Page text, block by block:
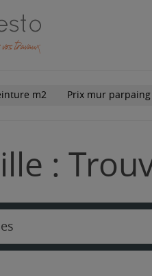
m2 Prix mur parpaing
: